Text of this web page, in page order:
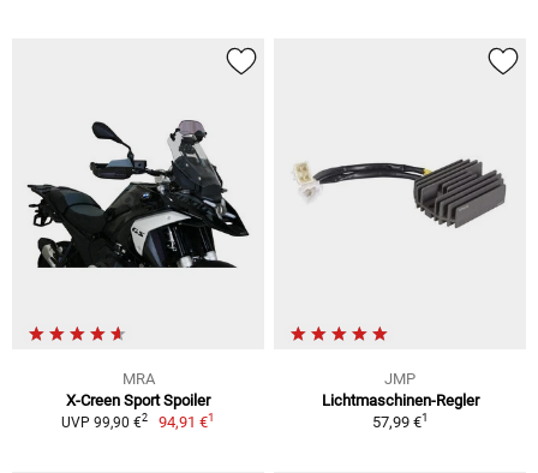
MRA
X-Creen Sport Spoiler
UVP 99,90 €2 94,91 €1
JMP
Lichtmaschinen-Regler
57,99 €1